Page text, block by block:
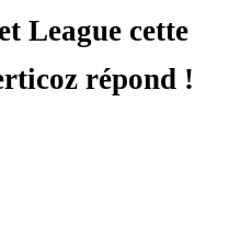
League cette
répond !